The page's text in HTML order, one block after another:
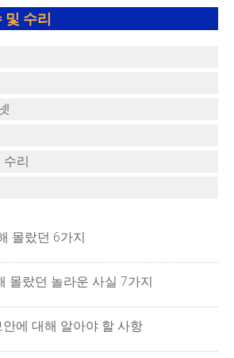
수리
수리
몰랐던 6가지
몰랐던 놀라운 사실 7가지
에 대해 알아야 할 사항